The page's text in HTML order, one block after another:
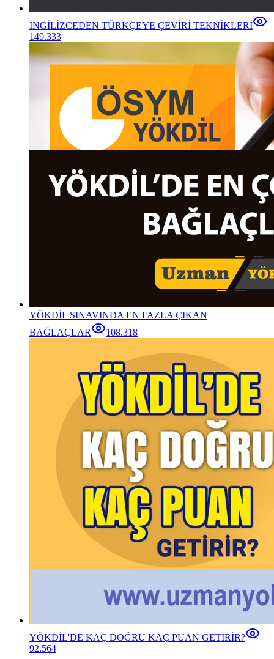
İNGİLİZCEDEN TÜRKÇEYE ÇEVİRİ TEKNİKLERİ
149.333
YÖKDİL SINAVINDA EN FAZLA ÇIKAN
BAĞLAÇLAR
108.318
YÖKDİL'DE KAÇ DOĞRU KAÇ PUAN GETİRİR?
92.564